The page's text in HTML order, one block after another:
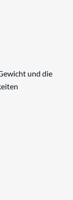
und die